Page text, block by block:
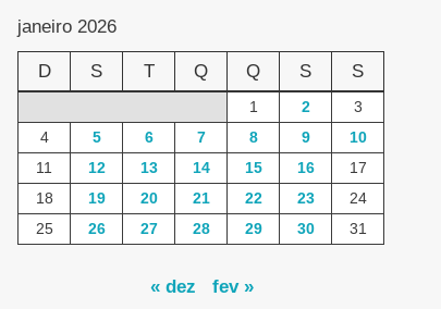
janeiro 2026
D S T Q Q S S
1 2
3
4
5 6 7 8 9
10
11
12 13 14 15 16
17
18
19 20 21 22 23
24
25
26 27 28 29 30 31
« dez fev »